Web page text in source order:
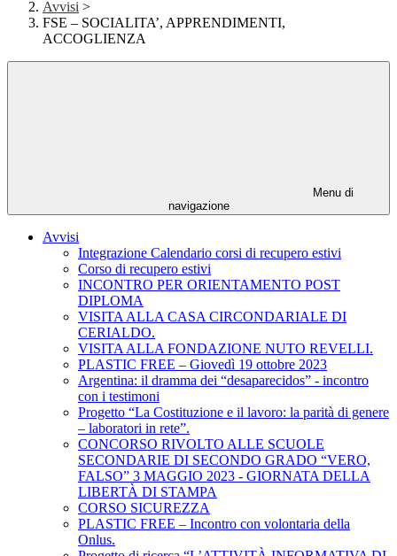
Avvisi >
FSE – SOCIALITA’, APPRENDIMENTI,
ACCOGLIENZA
Menu di
navigazione
Avvisi
Integrazione Calendario corsi di recupero estivi
Corso di recupero estivi
INCONTRO PER ORIENTAMENTO POST
DIPLOMA
VISITA ALLA CASA CIRCONDARIALE DI
CERIALDO.
VISITA ALLA FONDAZIONE NUTO REVELLI.
PLASTIC FREE – Giovedì 19 ottobre 2023
Argentina: il dramma dei “desaparecidos” - incontro
con i testimoni
Progetto “La Costituzione e il lavoro: la parità di genere
– laboratori in rete”.
CONCORSO RIVOLTO ALLE SCUOLE
SECONDARIE DI SECONDO GRADO “VERO,
FALSO” 3 MAGGIO 2023 - GIORNATA DELLA
LIBERTÀ DI STAMPA
CORSO SICUREZZA
PLASTIC FREE – Incontro con volontaria della
Onlus.